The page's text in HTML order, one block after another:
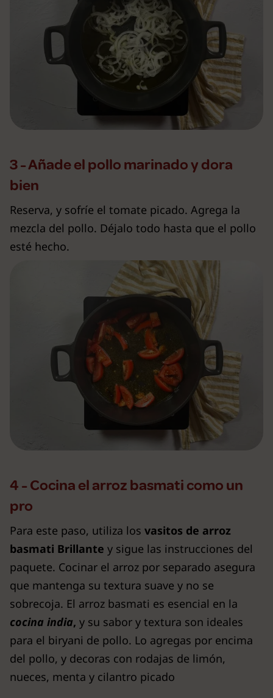
3 - Añade el pollo marinado y dora
bien
Reserva, y sofríe el tomate picado. Agrega la
mezcla del pollo. Déjalo todo hasta que el pollo
esté hecho.
4 - Cocina el arroz basmati como un
pro
Para este paso, utiliza los vasitos de arroz
basmati Brillante y sigue las instrucciones del
paquete. Cocinar el arroz por separado asegura
que mantenga su textura suave y no se
sobrecoja. El arroz basmati es esencial en la
cocina india, y su sabor y textura son ideales
para el biryani de pollo. Lo agregas por encima
del pollo, y decoras con rodajas de limón,
nueces, menta y cilantro picado